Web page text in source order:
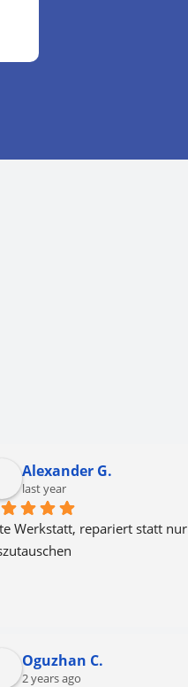
Alexander G.
last year
Werkstatt, repariert statt nur
Oguzhan C.
2 years ago